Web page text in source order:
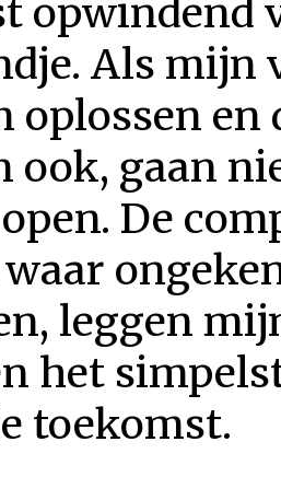
opwindend
Als mijn
oplossen
ook, gaan
De
leggen
het
toekomst.